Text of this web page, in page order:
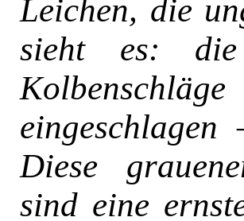
Leichen, die
sieht es: die
Diese
sind eine